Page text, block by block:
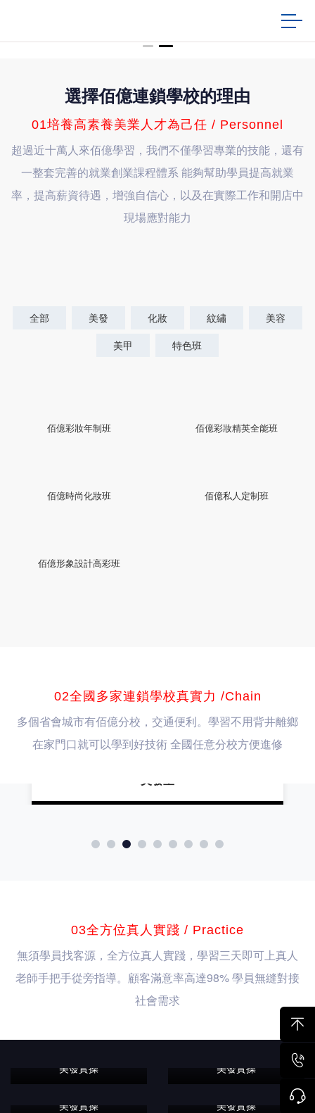
選擇佰億連鎖學校的理由
01培養高素養美業人才為己任 / Personnel
超過近十萬人來佰億學習，我們不僅學習專業的技能，還有
一整套完善的就業創業課程體系 能夠幫助學員提高就業
率，提高薪資待遇，增強自信心，以及在實際工作和開店中
現場應對能力
全部 美發 化妝 紋繡
美容
美甲
特色班
佰億彩妝年制班 佰億彩妝精英全能班
佰億時尚化妝班 佰億私人定制班
佰億形象設計高彩班
02全國多家連鎖學校真實力 /Chain
多個省會城市有佰億分校，交通便利。學習不用背井離鄉
在家門口就可以學到好技術 全國任意分校方便進修
03全方位真人實踐 / Practice
無須學員找客源，全方位真人實踐，學習三天即可上真人
老師手把手從旁指導。顧客滿意率高達98% 學員無縫對接
社會需求
美發實操 美發實操
美發實操 美發實操